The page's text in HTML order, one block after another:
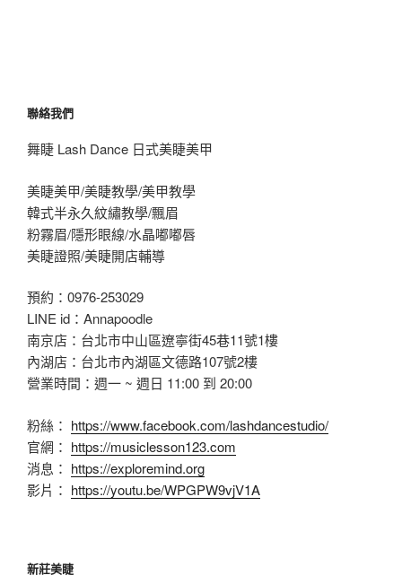
聯絡我們
舞睫 Lash Dance 日式美睫美甲
美睫美甲/美睫教學/美甲教學
韓式半永久紋繡教學/飄眉
粉霧眉/隱形眼線/水晶嘟嘟唇
美睫證照/美睫開店輔導
預約：0976-253029
LINE id：Annapoodle
南京店：台北市中山區遼寧街45巷11號1樓
內湖店：台北市內湖區文德路107號2樓
營業時間：週一 ~ 週日 11:00 到 20:00
粉絲： https://www.facebook.com/lashdancestudio/
官網： https://musiclesson123.com
消息： https://exploremind.org
影片： https://youtu.be/WPGPW9vjV1A
新莊美睫